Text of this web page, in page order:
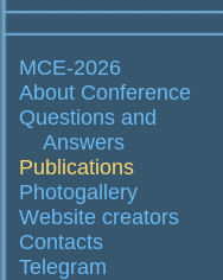
MCE-2026
About Conference
Questions and
Answers
Publications
Photogallery
Website creators
Contacts
Telegram